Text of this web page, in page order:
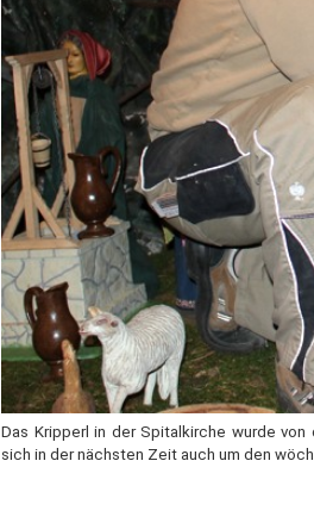
Das Kripperl in der Spitalkirche wurde
sich in der nächsten Zeit auch um den